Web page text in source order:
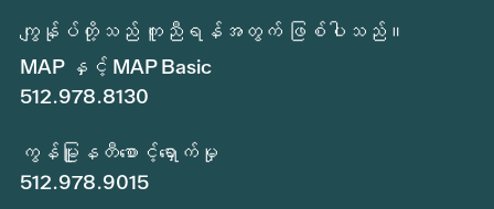
ကျွန်ုပ်တို့သည် ကူညီရန်အတွက် ဖြစ်ပါသည်။
MAP နှင့် MAP Basic
512.978.8130
ကွန်မြူနတီစောင့်ရှောက်မှု
512.978.9015